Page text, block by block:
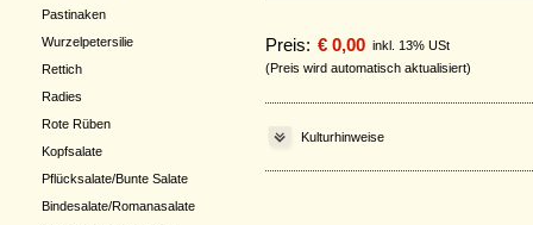
Pastinaken
Wurzelpetersilie
Rettich
Radies
Rote Rüben
Kopfsalate
Pflücksalate/Bunte Salate
Bindesalate/Romanasalate
Preis: € 0,00 inkl. 13% USt
(Preis wird automatisch aktualisiert)
Kulturhinweise